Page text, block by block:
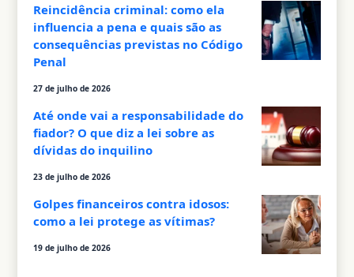
Reincidência criminal: como ela
influencia a pena e quais são as
consequências previstas no Código
Penal
27 de julho de 2026
Até onde vai a responsabilidade do
fiador? O que diz a lei sobre as
dívidas do inquilino
23 de julho de 2026
Golpes financeiros contra idosos:
como a lei protege as vítimas?
19 de julho de 2026